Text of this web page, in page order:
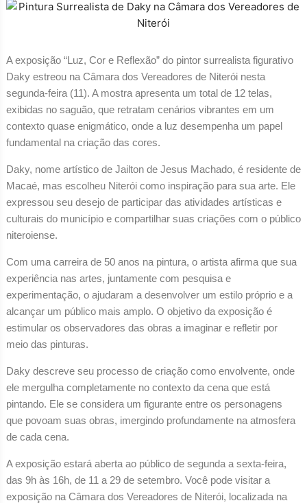
A exposição “Luz, Cor e Reflexão” do pintor surrealista figurativo
Daky estreou na Câmara dos Vereadores de Niterói nesta
segunda-feira (11). A mostra apresenta um total de 12 telas,
exibidas no saguão, que retratam cenários vibrantes em um
contexto quase enigmático, onde a luz desempenha um papel
fundamental na criação das cores.
Daky, nome artístico de Jailton de Jesus Machado, é residente de
Macaé, mas escolheu Niterói como inspiração para sua arte. Ele
expressou seu desejo de participar das atividades artísticas e
culturais do município e compartilhar suas criações com o público
niteroiense.
Com uma carreira de 50 anos na pintura, o artista afirma que sua
experiência nas artes, juntamente com pesquisa e
experimentação, o ajudaram a desenvolver um estilo próprio e a
alcançar um público mais amplo. O objetivo da exposição é
estimular os observadores das obras a imaginar e refletir por
meio das pinturas.
Daky descreve seu processo de criação como envolvente, onde
ele mergulha completamente no contexto da cena que está
pintando. Ele se considera um figurante entre os personagens
que povoam suas obras, imergindo profundamente na atmosfera
de cada cena.
A exposição estará aberta ao público de segunda a sexta-feira,
das 9h às 16h, de 11 a 29 de setembro. Você pode visitar a
exposição na Câmara dos Vereadores de Niterói, localizada na